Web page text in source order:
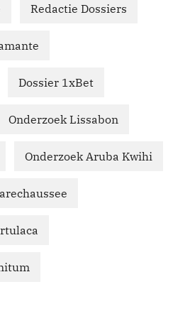
Redactie Dossiers
Dossier 1xBet
Onderzoek Lissabon
Onderzoek Aruba Kwihi